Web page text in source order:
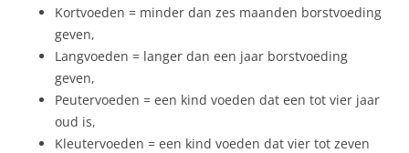
Kortvoeden = minder dan zes maanden borstvoeding
geven,
Langvoeden = langer dan een jaar borstvoeding
geven,
Peutervoeden = een kind voeden dat een tot vier jaar
oud is,
Kleutervoeden = een kind voeden dat vier tot zeven